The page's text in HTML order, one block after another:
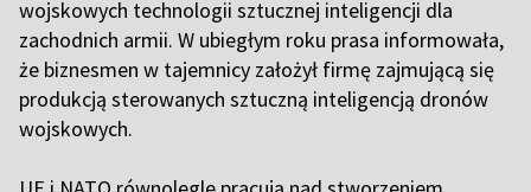
wojskowych technologii sztucznej inteligencji dla
zachodnich armii. W ubiegłym roku prasa informowała,
że biznesmen w tajemnicy założył firmę zajmującą się
produkcją sterowanych sztuczną inteligencją dronów
wojskowych.